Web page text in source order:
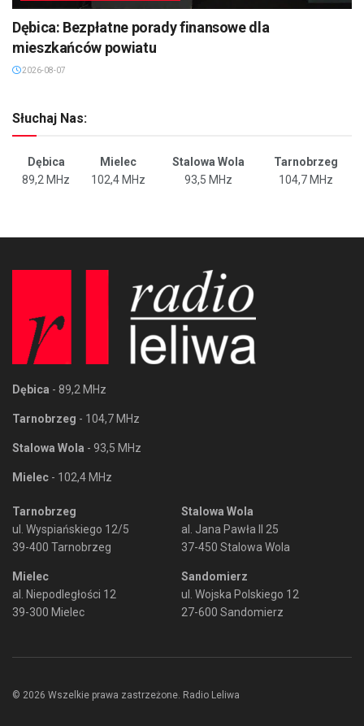
Dębica: Bezpłatne porady finansowe dla
mieszkańców powiatu
2026-08-07
Słuchaj Nas:
Dębica Mielec Stalowa Wola
Tarnobrzeg
89,2 MHz
102,4 MHz 93,5 MHz 104,7 MHz
Dębica - 89,2 MHz
Tarnobrzeg - 104,7 MHz
Stalowa Wola - 93,5 MHz
Mielec - 102,4 MHz
Tarnobrzeg
ul. Wyspiańskiego 12/5
39-400 Tarnobrzeg
Mielec
al. Niepodległości 12
39-300 Mielec
Stalowa Wola
al. Jana Pawła II 25
37-450 Stalowa Wola
Sandomierz
ul. Wojska Polskiego 12
27-600 Sandomierz
© 2026 Wszelkie prawa zastrzeżone. Radio Leliwa